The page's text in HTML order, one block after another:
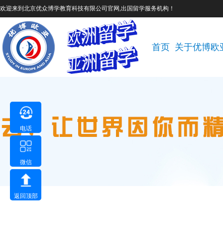
电话
微信
返回顶部
欢迎来到北京优众博学教育科技有限公司官网,出国留学服务机构！
首页 关于优博欧